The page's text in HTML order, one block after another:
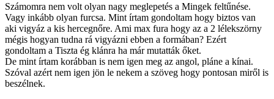
Számomra nem volt olyan nagy meglepetés a Mingek feltűnése.
Vagy inkább olyan furcsa. Mint írtam gondoltam hogy biztos van
aki vigyáz a kis hercegnőre. Ami max fura hogy az a 2 lélekszörny
mégis hogyan tudna rá vigyázni ebben a formában? Ezért
gondoltam a Tiszta ég klánra ha már mutatták őket.
De mint írtam korábban is nem igen meg az angol, pláne a kínai.
Szóval azért nem igen jön le nekem a szöveg hogy pontosan miről is
beszélnek.